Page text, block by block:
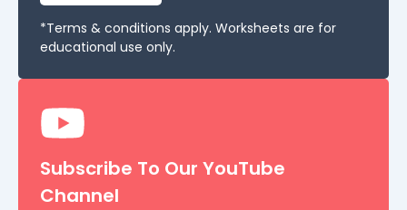
*Terms & conditions apply. Worksheets are for
educational use only.
Subscribe To Our YouTube
Channel